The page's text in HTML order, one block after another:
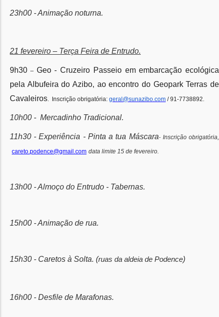
23h00 - Animação noturna.
21 fevereiro – Terça Feira de Entrudo.
9h30 – Geo - Cruzeiro Passeio em embarcação ecológica
pela Albufeira do Azibo, ao encontro do Geopark Terras de
Cavaleiros. Inscrição obrigatória: geral@sunazibo.com / 91-7738892.
10h00 - Mercadinho Tradicional.
11h30 - Experiência - Pinta a tua Máscara- Inscrição obrigatória,
careto.podence@gmail.com data limite 15 de fevereiro.
13h00 - Almoço do Entrudo - Tabernas.
15h00 - Animação de rua.
15h30 - Caretos à Solta. (ruas da aldeia de Podence)
16h00 - Desfile de Marafonas.